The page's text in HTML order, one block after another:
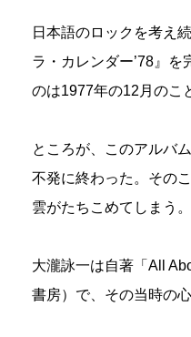
日本語のロックを考え
ラ・カレンダー’78』を
のは1977年の12月のこ
ところが、このアルバ
不発に終わった。その
雲がたちこめてしまう。
大瀧詠一は自著「All
書房）で、その当時の